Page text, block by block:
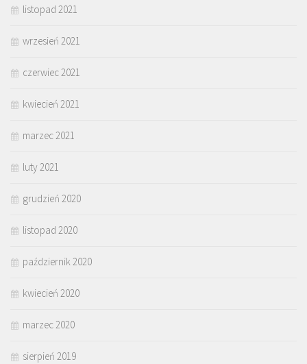
listopad 2021
wrzesień 2021
czerwiec 2021
kwiecień 2021
marzec 2021
luty 2021
grudzień 2020
listopad 2020
październik 2020
kwiecień 2020
marzec 2020
sierpień 2019